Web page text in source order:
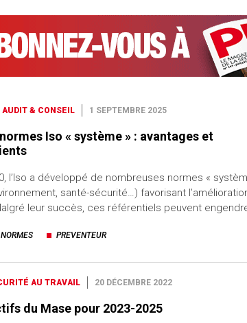
AUDIT & CONSEIL 1 SEPTEMBRE 2025
Iso « système » : avantages et
l’Iso a développé de nombreuses normes «
santé-sécurité…) favorisant
leur succès, ces référentiels peuvent
NORMES PREVENTEUR
AU TRAVAIL 20 DÉCEMBRE 2022
du Mase pour 2023-2025